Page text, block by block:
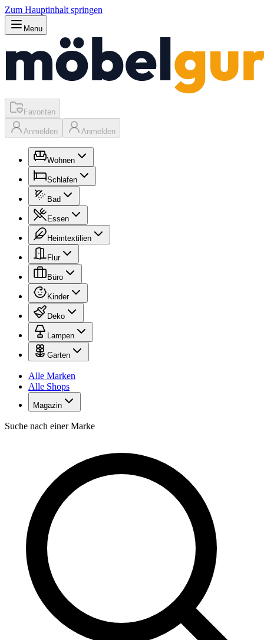
Zum Hauptinhalt springen
Menu
Favoriten
Anmelden Anmelden
Wohnen
Schlafen
Bad
Essen
Heimtextilien
Flur
Büro
Kinder
Deko
Lampen
Garten
Alle Marken
Alle Shops
Magazin
Suche nach einer Marke